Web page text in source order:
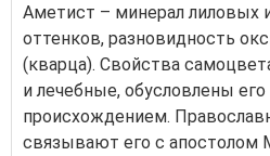
Аметист – минерал лиловых
оттенков, разновидность
(кварца). Свойства
и лечебные, обусловлены его
происхождением.
связывают его с апостолом